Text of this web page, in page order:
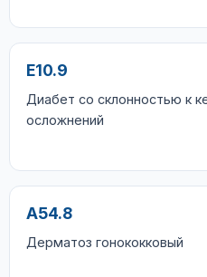
E10.9
Диабет со склонностью к
осложнений
A54.8
Дерматоз гонококковый